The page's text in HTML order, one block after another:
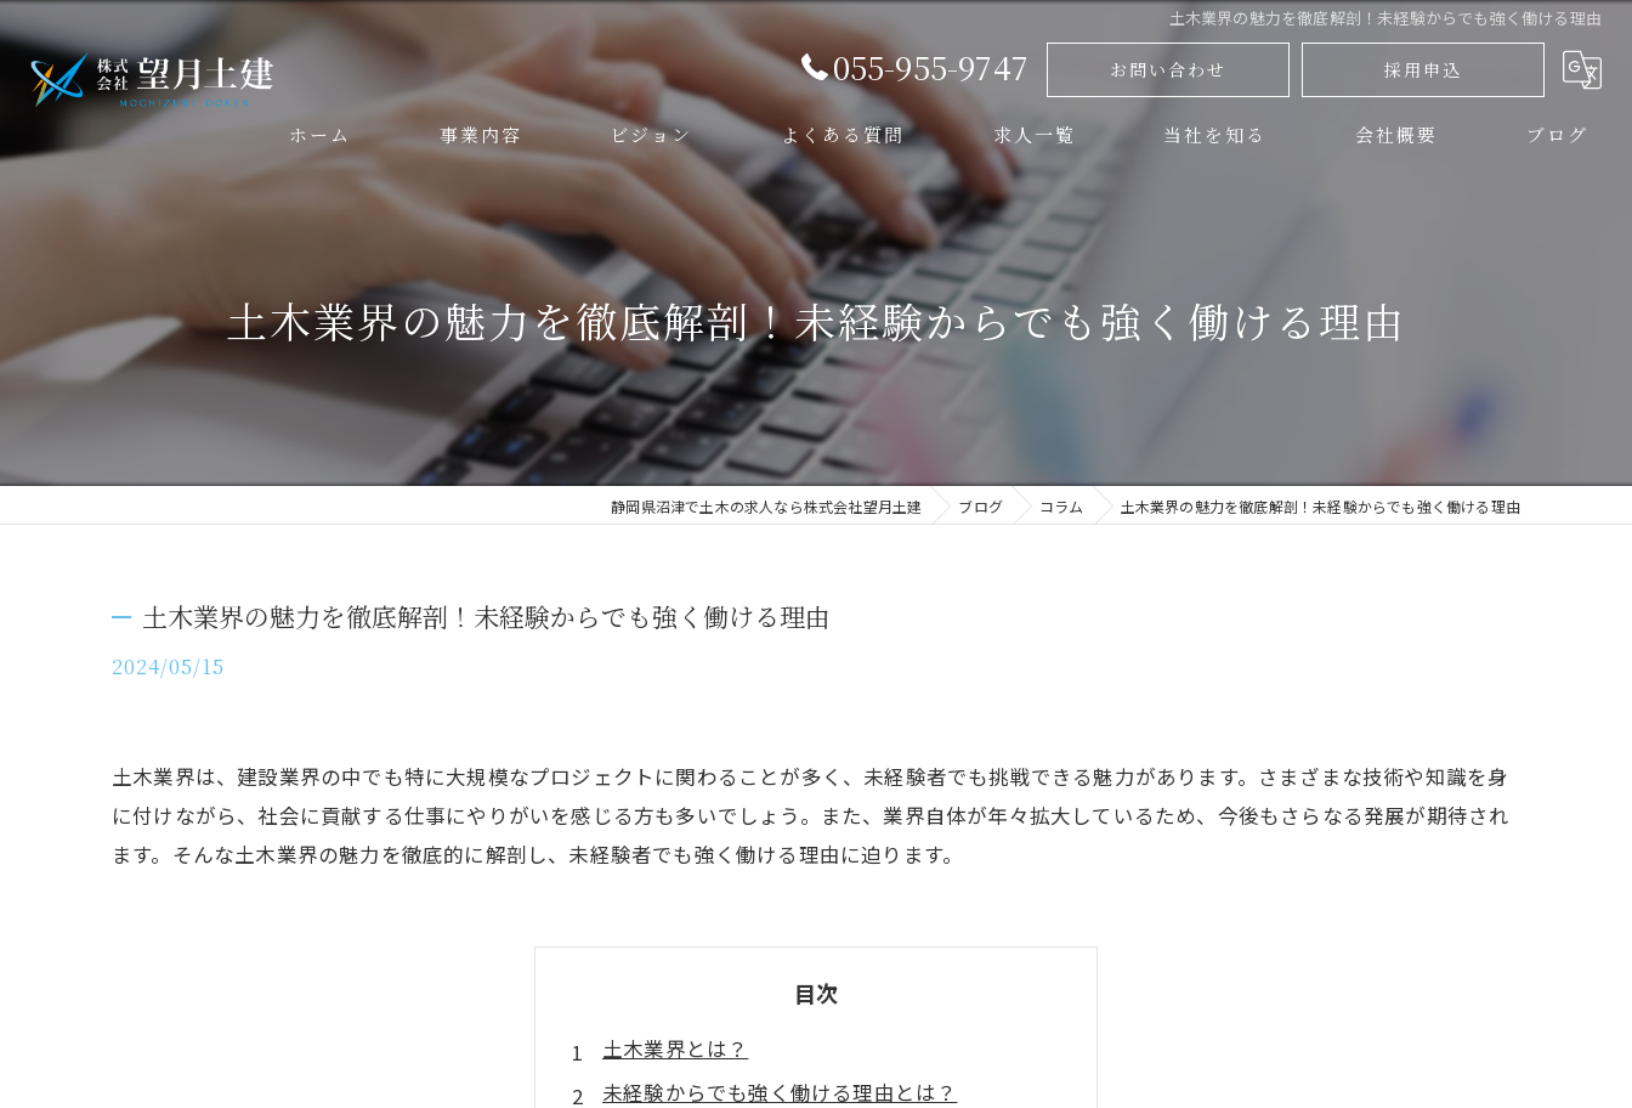
土木業界の魅力を徹底解剖！未経験からでも強く働ける理由
055-955-9747 お問い合わせ 採用申込
ホーム 事業内容 ビジョン よくある質問 求人一覧 当社を知る
正社員
会社概要 ブログ
土木業界の魅力を徹底解剖！未経験からでも強く働ける理由
静岡県沼津で土木の求人なら株式会社望月土建 ブログ コラム 土木業界の魅力を徹底解剖！未経験からでも強く働ける理由
土木業界の魅力を徹底解剖！未経験からでも強く働ける理由
2024/05/15
土木業界は、建設業界の中でも特に大規模なプロジェクトに関わることが多く、未経験者でも挑戦できる魅力があります。さまざまな技術や知識を身
に付けながら、社会に貢献する仕事にやりがいを感じる方も多いでしょう。また、業界自体が年々拡大しているため、今後もさらなる発展が期待され
ます。そんな土木業界の魅力を徹底的に解剖し、未経験者でも強く働ける理由に迫ります。
目次
土木業界とは？
未経験からでも強く働ける理由とは？